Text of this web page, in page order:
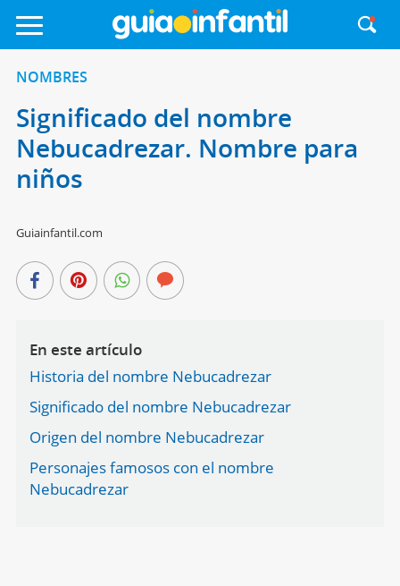
NOMBRES
Significado del nombre
Nebucadrezar. Nombre para
niños
Guiainfantil.com
En este artículo
Historia del nombre Nebucadrezar
Significado del nombre Nebucadrezar
Origen del nombre Nebucadrezar
Personajes famosos con el nombre
Nebucadrezar